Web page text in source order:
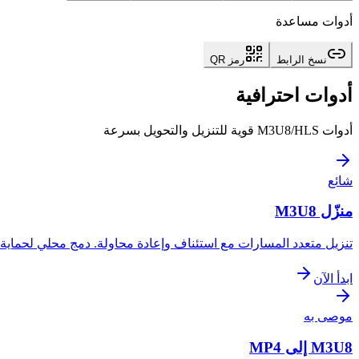
أدوات مساعدة
نسخ الرابط رمز QR
أدوات احترافية
أدوات M3U8/HLS قوية للتنزيل والتحويل بسرعة
شائع
منزّل M3U8
تنزيل متعدد المسارات مع استئناف وإعادة محاولة. دمج محلي
ابدأ الآن
موصى به
M3U8 إلى MP4